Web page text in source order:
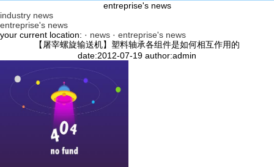
entreprise's news
industry news
entreprise's news
your current location: · news · entreprise's news
【屠宰螺旋输送机】塑料轴承各组件是如何相互作用的
date:2012-07-19 author:admin